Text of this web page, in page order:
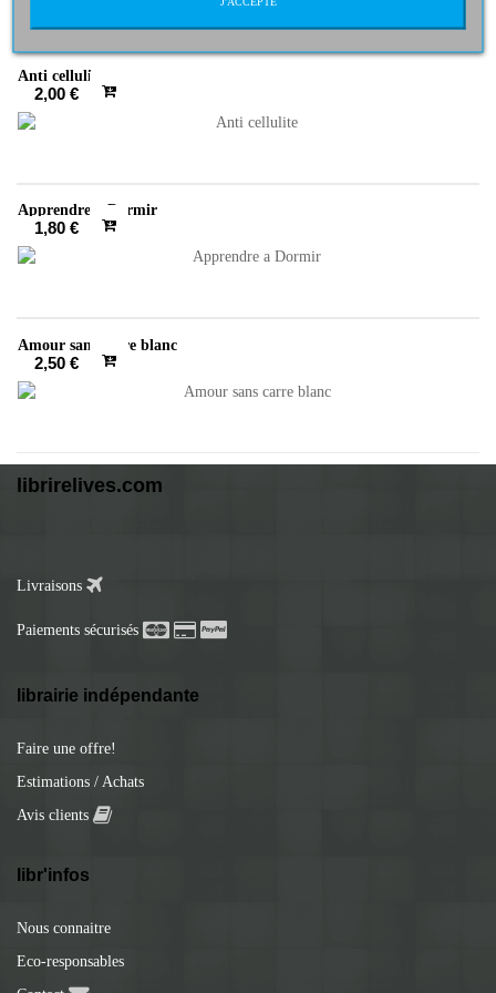
Anti cellulite
2,00 €
Apprendre a Dormir
1,80 €
Amour sans carre blanc
2,50 €
librirelives.com
Livraisons
Paiements sécurisés
librairie indépendante
Faire une offre!
Estimations / Achats
Avis clients
libr'infos
Nous connaitre
Eco-responsables